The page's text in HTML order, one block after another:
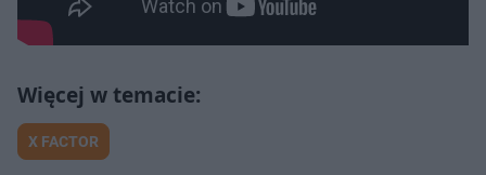
X FACTOR